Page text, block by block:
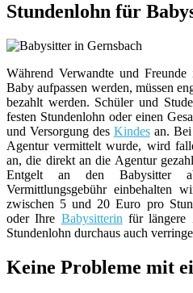
Stundenlohn für
Während Verwandte und
Baby aufpassen werden, müssen
bezahlt werden. Schüler und
festen Stundenlohn oder einen
und Versorgung des Kindesan. Bei
Agentur vermittelt wurde, wird
an, die direkt an die Agentur
Entgelt an den Babysitter
Vermittlungsgebühr einbehalten
zwischen 5 und 20 Euro pro
oder Ihre Babysitterin für längere
Stundenlohn durchaus auch
Keine Probleme mit